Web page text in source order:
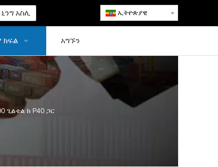
አስሊ ኢትዮጵያዊ
ክፍል አግኙን
ጊልቴል ከ P40 ጋር